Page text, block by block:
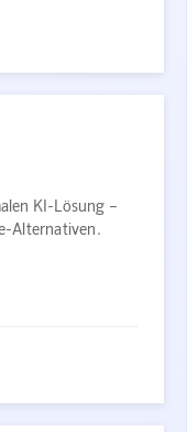
KI-Lösung –
Alternativen.